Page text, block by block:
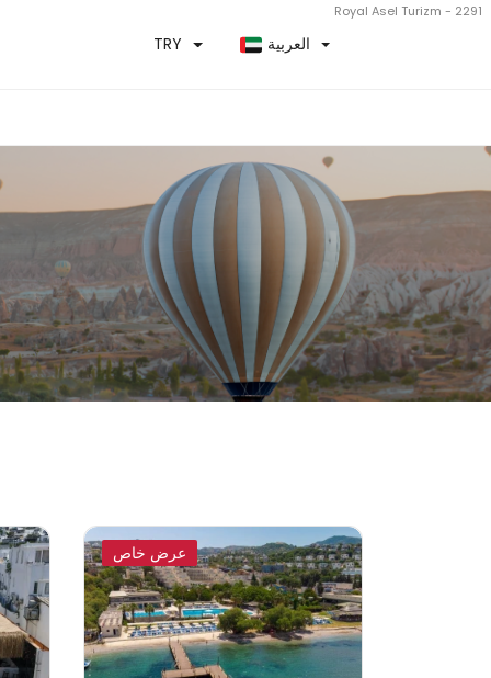
Royal Asel Turizm - 2291
TRY العربية
عرض خاص